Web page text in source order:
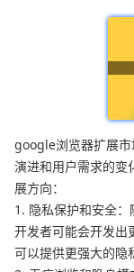
google浏览器扩展市
演进和用户需求的变
展方向：
1. 隐私保护和安全：
开发者可能会开发出
可以提供更强大的隐